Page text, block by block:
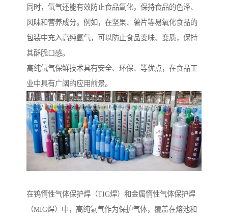
同时，氩气还能有效防止食品氧化，保持食品的色泽、
风味和营养成分。例如，在坚果、薯片等易氧化食品的
包装中充入高纯氩气，可以防止食品变味、变质，保持
其酥脆口感。
高纯氩气保鲜技术具有安全、环保、等优点，在食品工
业中具有广阔的应用前景。
在钨惰性气体保护焊（TIG焊）和金属惰性气体保护焊
（MIG焊）中，高纯氩气作为保护气体，覆盖在熔池和